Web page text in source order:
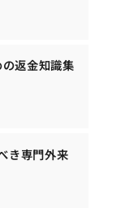
返金知識集
き専門外来